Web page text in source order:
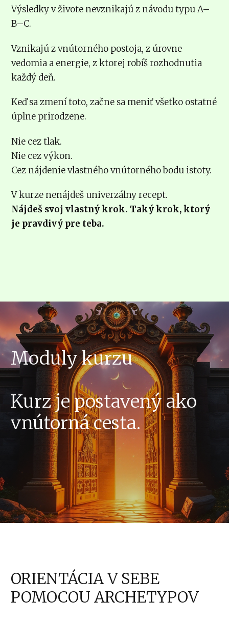
Výsledky v živote nevznikajú z návodu typu A–
B–C.
Vznikajú z vnútorného postoja, z úrovne
vedomia a energie, z ktorej robíš rozhodnutia
každý deň.
Keď sa zmení toto, začne sa meniť všetko ostatné
úplne prirodzene.
Nie cez tlak.
Nie cez výkon.
Cez nájdenie vlastného vnútorného bodu istoty.
V kurze nenájdeš univerzálny recept.
Nájdeš svoj vlastný krok. Taký krok, ktorý
je pravdivý pre teba.
Moduly kurzu
Kurz je postavený ako
vnútorná cesta.
ORIENTÁCIA V SEBE
POMOCOU ARCHETYPOV